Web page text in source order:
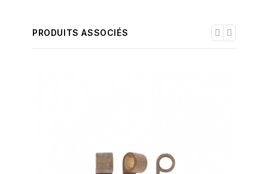
PRODUITS ASSOCIÉS